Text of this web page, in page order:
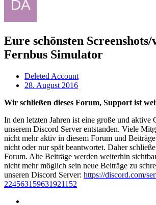
Eure schönsten Screenshots/
Fernbus Simulator
Deleted Account
28. August 2016
Wir schließen dieses Forum, Support ist
In den letzten Jahren ist eine große und aktive
unserem Discord Server entstanden. Viele
nicht mehr aktiv in diesem Forum und
nicht oder nur spät beantwortet. Daher
Forum. Alte Beiträge werden weiterhin
nicht mehr möglich sein neue Beiträge zu
unseren Discord Server: https://discord.com/
224563159631921152